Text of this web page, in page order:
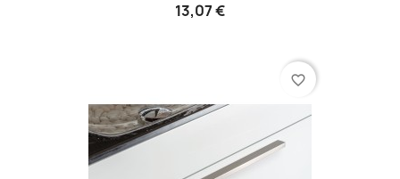
13,07 €
favorite_border